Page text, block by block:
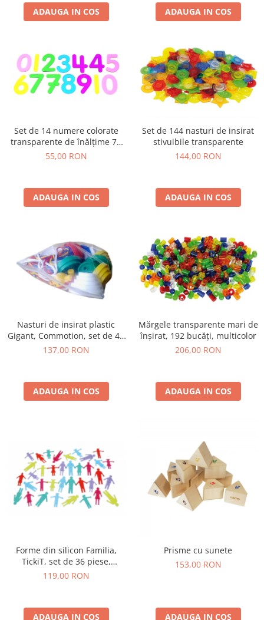
Mărgele HAMA MIDI
Stimulare senzoriala
Stimulare auditiva
Stimulare olfactivă
Terapie de integrare senzorială
ADAUGA IN COS ADAUGA IN COS
Set de 14 numere colorate
transparente de înălțime 70
mm
55,00 RON
ADAUGA IN COS
Set de 144 nasturi de insirat
stivuibile transparente
144,00 RON
ADAUGA IN COS
Nasturi de insirat plastic
Gigant, Commotion, set de 44
bucati, multicolor
137,00 RON
ADAUGA IN COS
Mărgele transparente mari de
înșirat, 192 bucăți, multicolor
206,00 RON
ADAUGA IN COS
Forme din silicon Familia,
TickiT, set de 36 piese,
multicolor
119,00 RON
ADAUGA IN COS
Prisme cu sunete
153,00 RON
ADAUGA IN COS